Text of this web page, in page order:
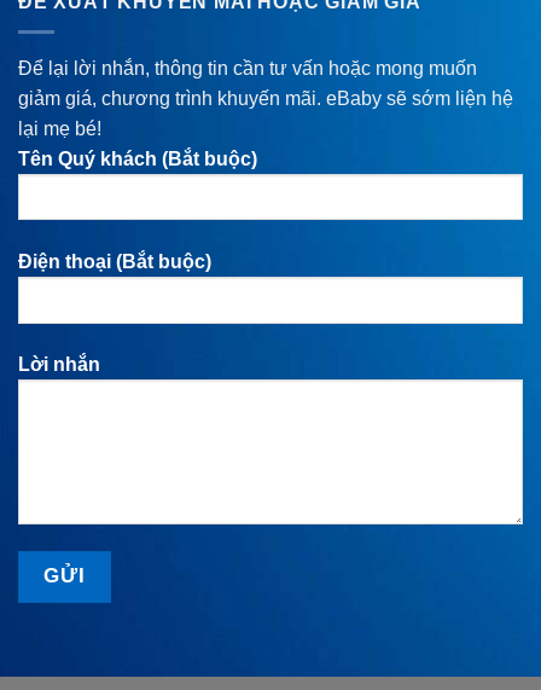
Để lại lời nhắn, thông tin cần tư vấn hoặc mong muốn
giảm giá, chương trình khuyến mãi. eBaby sẽ sớm liện hệ
lại mẹ bé!
Tên Quý khách (Bắt buộc)
Điện thoại (Bắt buộc)
Lời nhắn